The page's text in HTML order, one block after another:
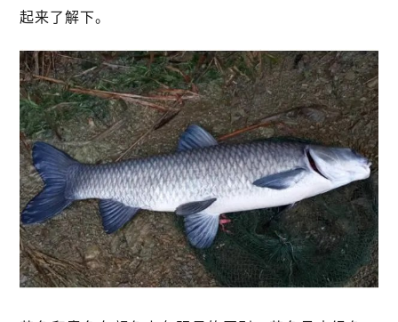
起来了解下。